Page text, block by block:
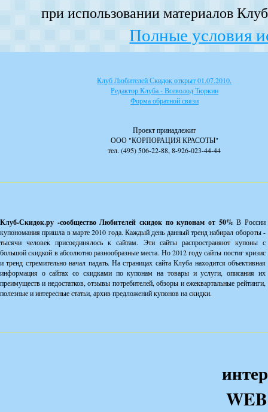
при использовании материалов
Полные условия
Клуб Любителей Скидок открыт 01.07.2010.
Редактор Клуба - Всеволод Тюркин
Форма обратной связи
Проект принадлежит
ООО "КОРПОРАЦИЯ КРАСОТЫ"
тел. (495) 506-22-88, 8-926-023-44-44
Клуб-Скидок.ру -сообщество Любителей скидок по купонам от 50%В России
купономания пришла в марте 2010 года. Каждый день данный тренд набирал обороты -
тысячи человек присоединялось к сайтам. Эти сайты распространяют купоны с
большой скидкой в абсолютно разнообразные места. Но 2012 году сайты постиг кризис
и тренд стремительно начал падать. На страницах сайта Клуба находится объективная
информация о сайтах со скидками по купонам на товары и услуги, описания их
преимуществ и недостатков, отзывы потребителей, обзоры и ежеквартальные рейтинги,
полезные и интересные статьи, архив предложений купонов на скидки.